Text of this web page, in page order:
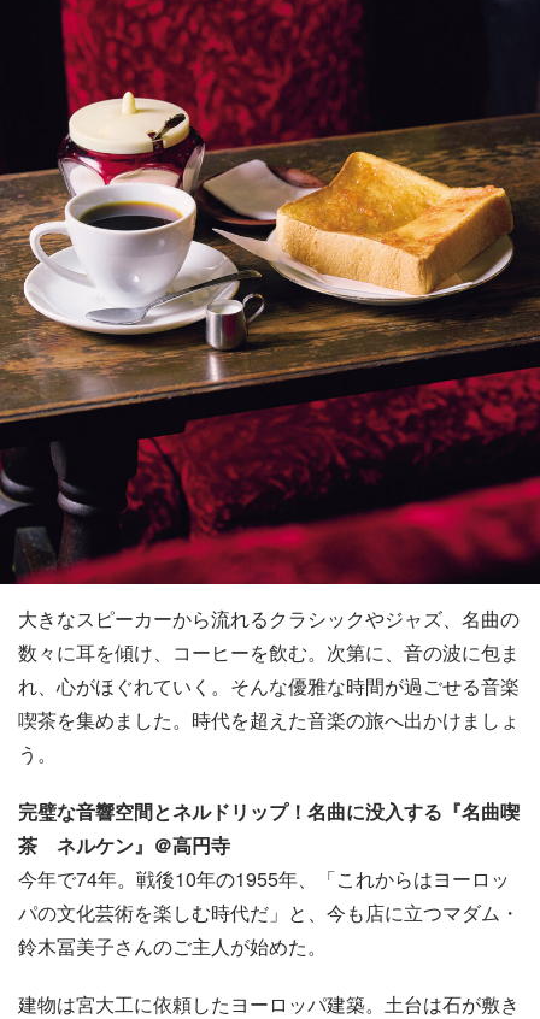
大きなスピーカーから流れるクラシックやジャズ、名曲の
数々に耳を傾け、コーヒーを飲む。次第に、音の波に包ま
れ、心がほぐれていく。そんな優雅な時間が過ごせる音楽
喫茶を集めました。時代を超えた音楽の旅へ出かけましょ
う。
完璧な音響空間とネルドリップ！名曲に没入する『名曲喫
茶 ネルケン』＠高円寺
今年で74年。戦後10年の1955年、「これからはヨーロッ
パの文化芸術を楽しむ時代だ」と、今も店に立つマダム・
鈴木冨美子さんのご主人が始めた。
建物は宮大工に依頼したヨーロッパ建築。土台は石が敷き